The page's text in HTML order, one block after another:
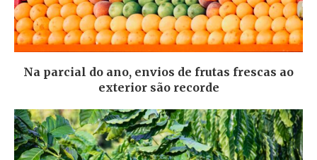
Na parcial do ano, envios de frutas frescas ao
exterior são recorde